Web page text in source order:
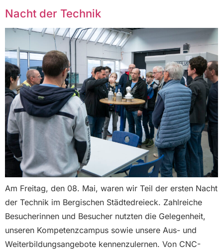
Nacht der Technik
Am Freitag, den 08. Mai, waren wir Teil der ersten Nacht
der Technik im Bergischen Städtedreieck. Zahlreiche
Besucherinnen und Besucher nutzten die Gelegenheit,
unseren Kompetenzcampus sowie unsere Aus- und
Weiterbildungsangebote kennenzulernen. Von CNC-